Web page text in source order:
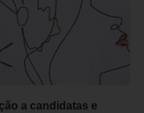
a candidatas e